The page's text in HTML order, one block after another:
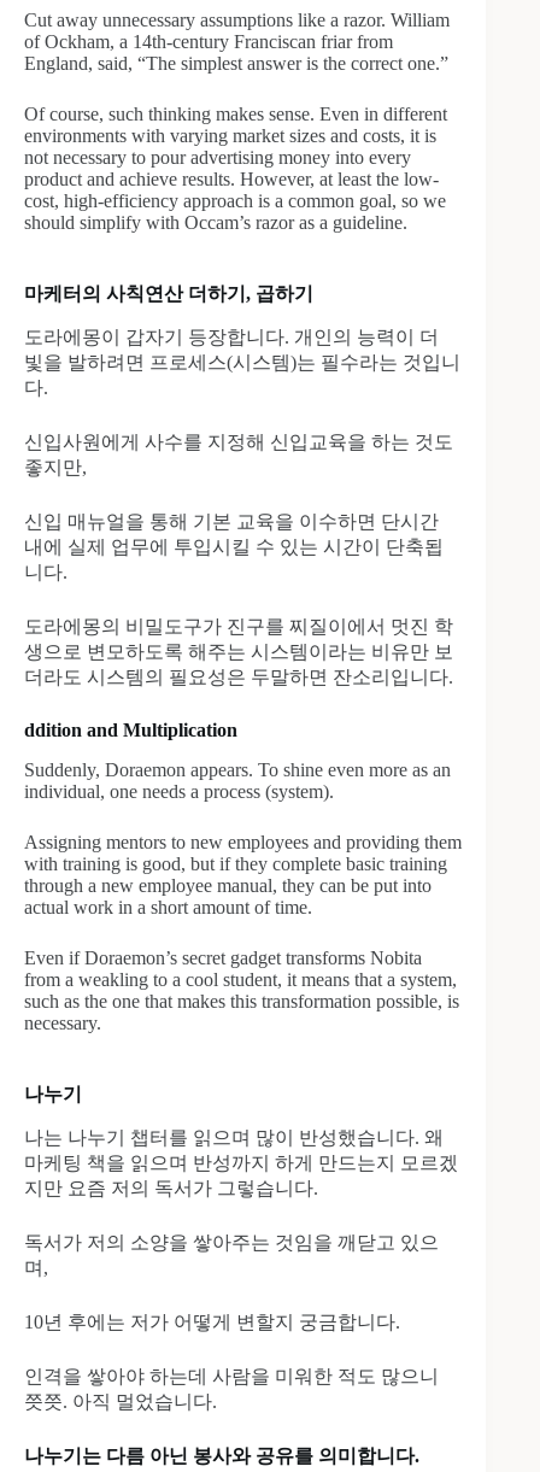
Cut away unnecessary assumptions like a razor. William
of Ockham, a 14th-century Franciscan friar from
England, said, “The simplest answer is the correct one.”
Of course, such thinking makes sense. Even in different
environments with varying market sizes and costs, it is
not necessary to pour advertising money into every
product and achieve results. However, at least the low-
cost, high-efficiency approach is a common goal, so we
should simplify with Occam’s razor as a guideline.
마케터의 사칙연산 더하기, 곱하기
도라에몽이 갑자기 등장합니다. 개인의 능력이 더
빛을 발하려면 프로세스(시스템)는 필수라는 것입니
다.
신입사원에게 사수를 지정해 신입교육을 하는 것도
좋지만,
신입 매뉴얼을 통해 기본 교육을 이수하면 단시간
내에 실제 업무에 투입시킬 수 있는 시간이 단축됩
니다.
도라에몽의 비밀도구가 진구를 찌질이에서 멋진 학
생으로 변모하도록 해주는 시스템이라는 비유만 보
더라도 시스템의 필요성은 두말하면 잔소리입니다.
ddition and Multiplication
Suddenly, Doraemon appears. To shine even more as an
individual, one needs a process (system).
Assigning mentors to new employees and providing them
with training is good, but if they complete basic training
through a new employee manual, they can be put into
actual work in a short amount of time.
Even if Doraemon’s secret gadget transforms Nobita
from a weakling to a cool student, it means that a system,
such as the one that makes this transformation possible, is
necessary.
나누기
나는 나누기 챕터를 읽으며 많이 반성했습니다. 왜
마케팅 책을 읽으며 반성까지 하게 만드는지 모르겠
지만 요즘 저의 독서가 그렇습니다.
독서가 저의 소양을 쌓아주는 것임을 깨닫고 있으
며,
10년 후에는 저가 어떻게 변할지 궁금합니다.
인격을 쌓아야 하는데 사람을 미워한 적도 많으니
쯧쯧. 아직 멀었습니다.
나누기는 다름 아닌 봉사와 공유를 의미합니다.